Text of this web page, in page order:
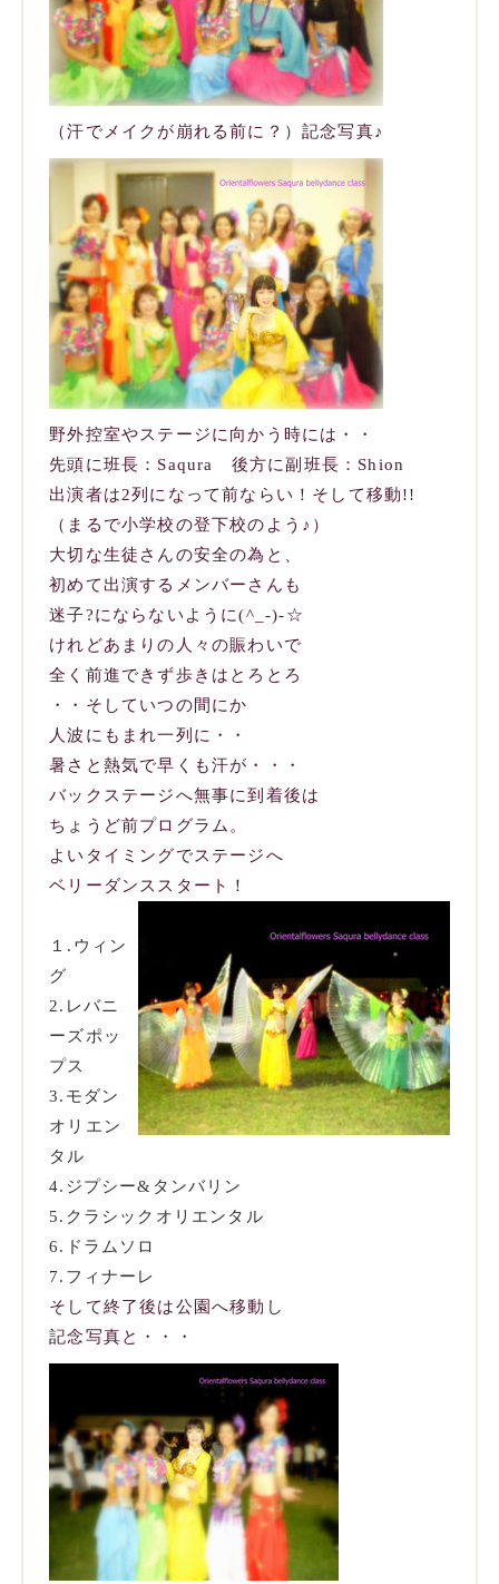
（汗でメイクが崩れる前に？）記念写真♪
野外控室やステージに向かう時には・・
先頭に班長：Saqura 後方に副班長：Shion
出演者は2列になって前ならい！そして移動!!
（まるで小学校の登下校のよう♪）
大切な生徒さんの安全の為と、
初めて出演するメンバーさんも
迷子?にならないように(^_-)-☆
けれどあまりの人々の賑わいで
全く前進できず歩きはとろとろ
・・そしていつの間にか
人波にもまれ一列に・・
暑さと熱気で早くも汗が・・・
バックステージへ無事に到着後は
ちょうど前プログラム。
よいタイミングでステージへ
ベリーダンススタート！
１.ウィン
グ
2.レバニ
ーズポッ
プス
3.モダン
オリエン
タル
4.ジプシー&タンバリン
5.クラシックオリエンタル
6.ドラムソロ
7.フィナーレ
そして終了後は公園へ移動し
記念写真と・・・